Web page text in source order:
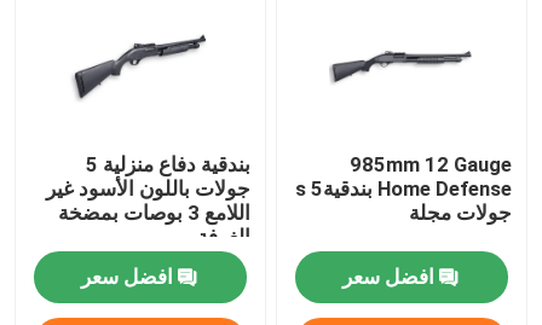
حولنا
مراقبة الجودة
اتصل بنا
985mm 12 Gauge
Home Defense بندقيةs 5
جولات مجلة
افضل سعر
بندقية دفاع منزلية 5
جولات باللون الأسود غير
اللامع 3 بوصات بمضخة
الغرفة
افضل سعر